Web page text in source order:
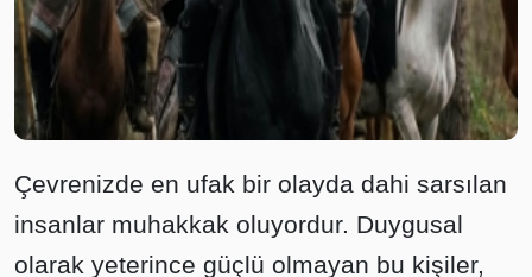
Çevrenizde en ufak bir olayda dahi sarsılan
insanlar muhakkak oluyordur. Duygusal
olarak yeterince güçlü olmayan bu kişiler,